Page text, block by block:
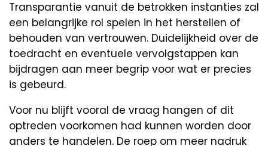
Transparantie vanuit de betrokken instanties zal
een belangrijke rol spelen in het herstellen of
behouden van vertrouwen. Duidelijkheid over de
toedracht en eventuele vervolgstappen kan
bijdragen aan meer begrip voor wat er precies
is gebeurd.
Voor nu blijft vooral de vraag hangen of dit
optreden voorkomen had kunnen worden door
anders te handelen. De roep om meer nadruk